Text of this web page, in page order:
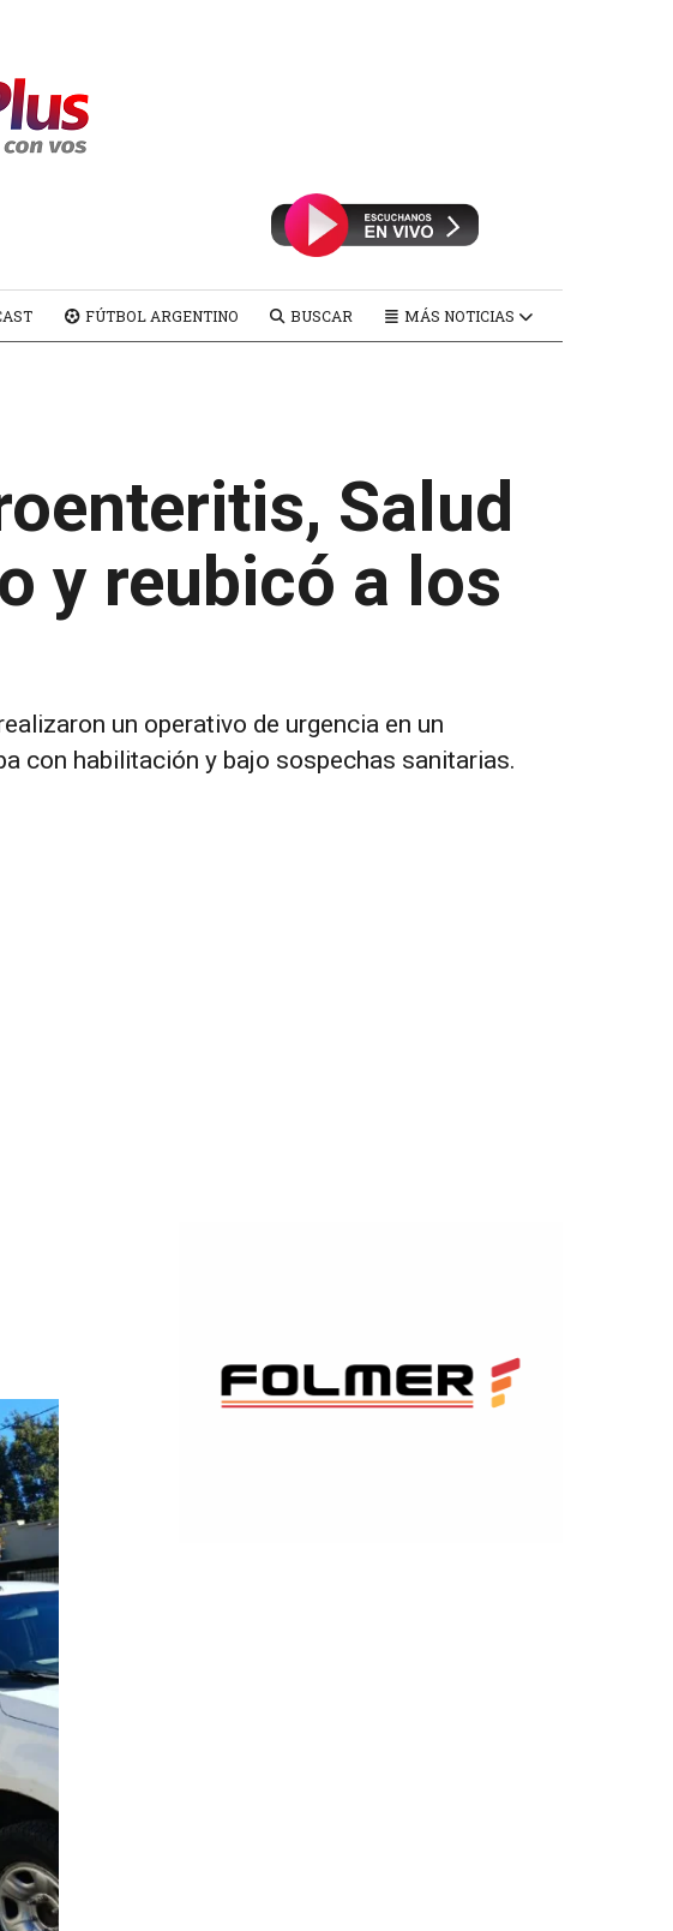
FÚTBOL ARGENTINO BUSCAR MÁS NOTICIAS
Salud
y reubicó a los
un operativo de urgencia en un
con habilitación y bajo sospechas sanitarias.